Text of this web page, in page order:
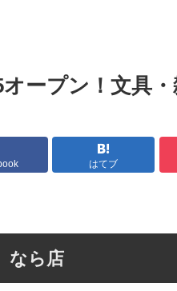
ープン！文具
はてブ
なら店